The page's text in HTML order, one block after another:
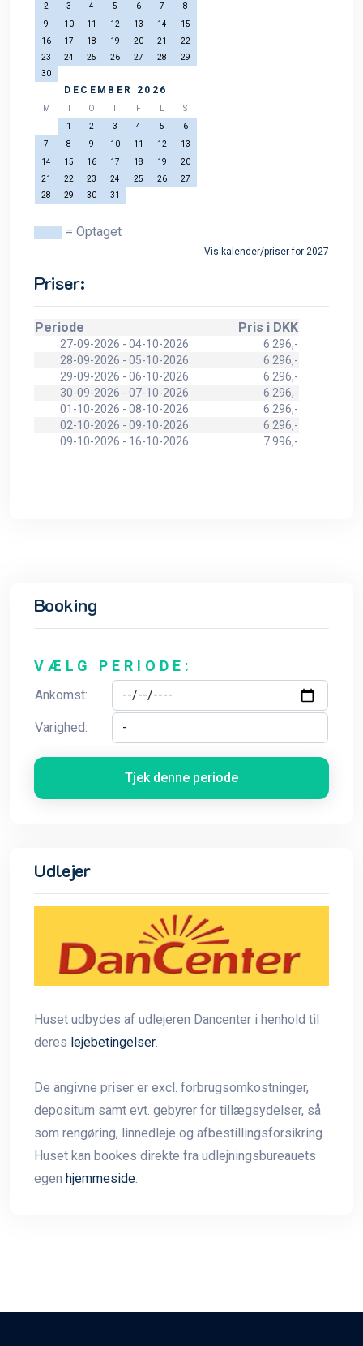
2 3 4 5 6 7
8
9
10 11 12 13 14
15
16
17 18 19 20 21
22
23
24 25 26 27 28
29
30
DECEMBER 2026
M T O T F
S
1
2 3 4 5
6
7
8 9 10 11 12
13
14
15 16 17 18 19
20
21
22 23 24 25 26
27
28
29 30 31
= Optaget
Vis kalender/priser for 2027
Priser:
Periode Pris i DKK
27-09-2026 - 04-10-2026
6.296,-
28-09-2026 - 05-10-2026
6.296,-
29-09-2026 - 06-10-2026
6.296,-
30-09-2026 - 07-10-2026
6.296,-
01-10-2026 - 08-10-2026
6.296,-
02-10-2026 - 09-10-2026
6.296,-
09-10-2026 - 16-10-2026
7.996,-
Booking
VÆLG PERIODE:
Ankomst:
Varighed:
Tjek denne periode
Udlejer
Huset udbydes af udlejeren Dancenter i henhold til
deres lejebetingelser
De angivne priser er excl. forbrugsomkostninger,
depositum samt evt. gebyrer for tillægsydelser, så
som rengøring, linnedleje og afbestillingsforsikring.
Huset kan bookes direkte fra udlejningsbureauets
egen hjemmeside